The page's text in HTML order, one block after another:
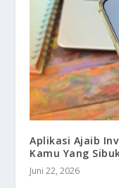
Aplikasi Ajaib
Kamu Yang
Juni 22, 2026